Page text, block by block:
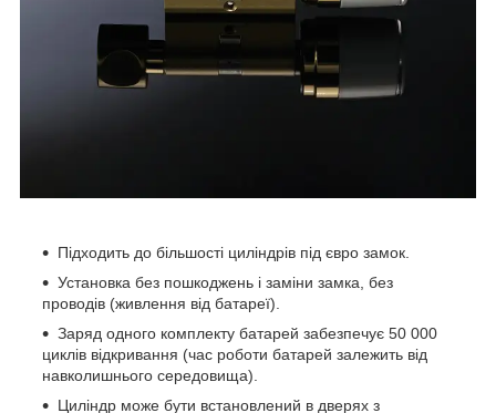
Підходить до більшості циліндрів під євро замок.
Установка без пошкоджень і заміни замка, без
проводів (живлення від батареї).
Заряд одного комплекту батарей забезпечує 50 000
циклів відкривання (час роботи батарей залежить від
навколишнього середовища).
Циліндр може бути встановлений в дверях з